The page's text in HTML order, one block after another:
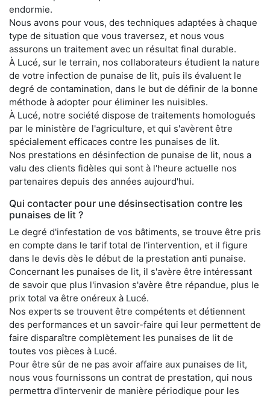
endormie.
Nous avons pour vous, des techniques adaptées à chaque
type de situation que vous traversez, et nous vous
assurons un traitement avec un résultat final durable.
À Lucé, sur le terrain, nos collaborateurs étudient la nature
de votre infection de punaise de lit, puis ils évaluent le
degré de contamination, dans le but de définir de la bonne
méthode à adopter pour éliminer les nuisibles.
À Lucé, notre société dispose de traitements homologués
par le ministère de l'agriculture, et qui s'avèrent être
spécialement efficaces contre les punaises de lit.
Nos prestations en désinfection de punaise de lit, nous a
valu des clients fidèles qui sont à l'heure actuelle nos
partenaires depuis des années aujourd'hui.
Qui contacter pour une désinsectisation contre les
punaises de lit ?
Le degré d'infestation de vos bâtiments, se trouve être pris
en compte dans le tarif total de l'intervention, et il figure
dans le devis dès le début de la prestation anti punaise.
Concernant les punaises de lit, il s'avère être intéressant
de savoir que plus l'invasion s'avère être répandue, plus le
prix total va être onéreux à Lucé.
Nos experts se trouvent être compétents et détiennent
des performances et un savoir-faire qui leur permettent de
faire disparaître complètement les punaises de lit de
toutes vos pièces à Lucé.
Pour être sûr de ne pas avoir affaire aux punaises de lit,
nous vous fournissons un contrat de prestation, qui nous
permettra d'intervenir de manière périodique pour les